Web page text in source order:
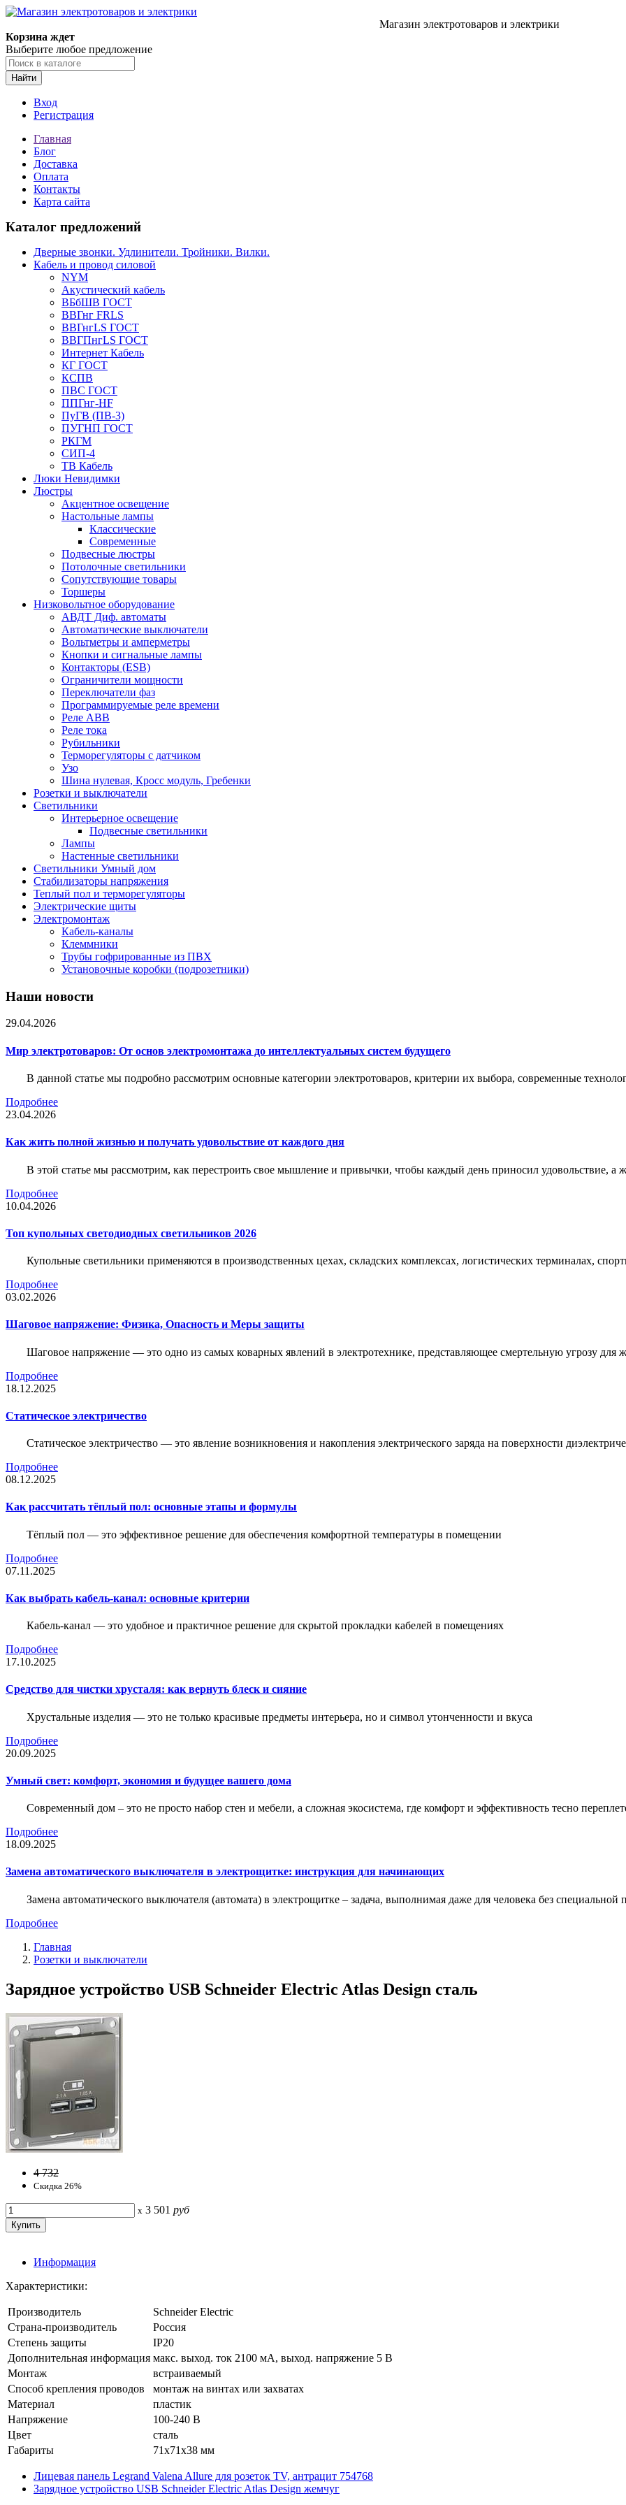
Магазин электротоваров и электрики
Корзина ждет
Выберите любое предложение
Найти
Вход
Регистрация
Главная
Блог
Доставка
Оплата
Контакты
Карта сайта
Каталог предложений
Дверные звонки. Удлинители. Тройники. Вилки.
Кабель и провод силовой
NYM
Акустический кабель
ВБбШВ ГОСТ
ВВГнг FRLS
ВВГнгLS ГОСТ
ВВГПнгLS ГОСТ
Интернет Кабель
КГ ГОСТ
КСПВ
ПВС ГОСТ
ППГнг-HF
ПуГВ (ПВ-3)
ПУГНП ГОСТ
РКГМ
СИП-4
ТВ Кабель
Люки Невидимки
Люстры
Акцентное освещение
Настольные лампы
Классические
Современные
Подвесные люстры
Потолочные светильники
Сопутствующие товары
Торшеры
Низковольтное оборудование
АВДT Диф. автоматы
Автоматические выключатели
Вольтметры и амперметры
Кнопки и сигнальные лампы
Контакторы (ESB)
Ограничители мощности
Переключатели фаз
Программируемые реле времени
Реле ABB
Реле тока
Рубильники
Терморегуляторы с датчиком
Узо
Шина нулевая, Кросс модуль, Гребенки
Розетки и выключатели
Светильники
Интерьерное освещение
Подвесные светильники
Лампы
Настенные светильники
Светильники Умный дом
Стабилизаторы напряжения
Теплый пол и терморегуляторы
Электрические щиты
Электромонтаж
Кабель-каналы
Клеммники
Трубы гофрированные из ПВХ
Установочные коробки (подрозетники)
Наши новости
29.04.2026
Мир электротоваров: От основ электромонтажа до интеллектуальных систем будущего
В данной статье мы подробно рассмотрим основные категории электротоваров, критерии их выбора, современные
Подробнее
23.04.2026
Как жить полной жизнью и получать удовольствие от каждого дня
В этой статье мы рассмотрим, как перестроить свое мышление и привычки, чтобы каждый день приносил удовольствие, а
Подробнее
10.04.2026
Топ купольных светодиодных светильников 2026
Купольные светильники применяются в производственных цехах, складских комплексах, логистических терминалах,
Подробнее
03.02.2026
Шаговое напряжение: Физика, Опасность и Меры защиты
Шаговое напряжение — это одно из самых коварных явлений в электротехнике, представляющее смертельную угрозу для
Подробнее
18.12.2025
Статическое электричество
Статическое электричество — это явление возникновения и накопления электрического заряда на поверхности
Подробнее
08.12.2025
Как рассчитать тёплый пол: основные этапы и формулы
Тёплый пол — это эффективное решение для обеспечения комфортной температуры в помещении
Подробнее
07.11.2025
Как выбрать кабель-канал: основные критерии
Кабель-канал — это удобное и практичное решение для скрытой прокладки кабелей в помещениях
Подробнее
17.10.2025
Средство для чистки хрусталя: как вернуть блеск и сияние
Хрустальные изделия — это не только красивые предметы интерьера, но и символ утонченности и вкуса
Подробнее
20.09.2025
Умный свет: комфорт, экономия и будущее вашего дома
Современный дом – это не просто набор стен и мебели, а сложная экосистема, где комфорт и эффективность тесно
Подробнее
18.09.2025
Замена автоматического выключателя в электрощитке: инструкция для начинающих
Замена автоматического выключателя (автомата) в электрощитке – задача, выполнимая даже для человека без специальной
Подробнее
Главная
Розетки и выключатели
Зарядное устройство USB Schneider Electric Atlas Design сталь
4 732
Скидка 26%
x 3 501 руб
Информация
Характеристики:
Производитель
Schneider Electric
Страна-производитель
Россия
Степень защиты
IP20
Дополнительная информация макс. выход. ток 2100 мА, выход. напряжение 5 В
Монтаж
встраиваемый
Способ крепления проводов
монтаж на винтах или захватах
Материал
пластик
Напряжение
100-240 В
Цвет
сталь
Габариты
71x71x38 мм
Лицевая панель Legrand Valena Allure для розеток TV, антрацит 754768
Зарядное устройство USB Schneider Electric Atlas Design жемчуг